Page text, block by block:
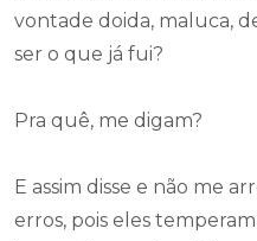
vontade doida, maluca,
ser o que já fui?
Pra quê, me digam?
E assim disse e não me
erros, pois eles